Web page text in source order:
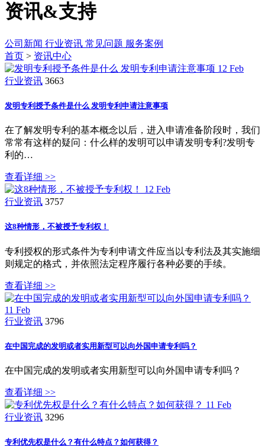
资讯&支持
公司新闻 行业资讯 常见问题 服务案例
首页 > 资讯中心
12 Feb
行业资讯 3663
发明专利授予条件是什么 发明专利申请注意事项
在了解发明专利的基本概念以后，进入申请准备阶段时，我们
常常有这样的疑问：什么样的发明可以申请发明专利?发明专
利的…
查看详细 >>
12 Feb
行业资讯 3757
这8种情形，不被授予专利权！
专利授权的形式条件为专利申请文件应当以专利法及其实施细
则规定的格式，并依照法定程序履行各种必要的手续。
查看详细 >>
11 Feb
行业资讯 3796
在中国完成的发明或者实用新型可以向外国申请专利吗？
在中国完成的发明或者实用新型可以向外国申请专利吗？
查看详细 >>
11 Feb
行业资讯 3296
专利优先权是什么？有什么特点？如何获得？